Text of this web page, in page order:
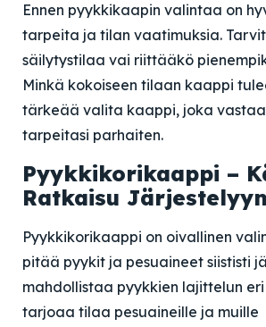
Ennen pyykkikaapin valintaa on
tarpeita ja tilan vaatimuksia.
säilytystilaa vai riittääkö
Minkä kokoiseen tilaan kaappi
tärkeää valita kaappi, joka vastaa
tarpeitasi parhaiten.
Pyykkikorikaappi –
Ratkaisu Järjestelyyn
Pyykkikorikaappi on oivallinen
pitää pyykit ja pesuaineet siististi
mahdollistaa pyykkien lajittelun
tarjoaa tilaa pesuaineille ja muille